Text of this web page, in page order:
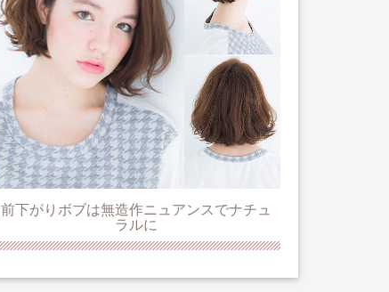
前下がりボブは無造作ニュアンスでナチュ
ラルに